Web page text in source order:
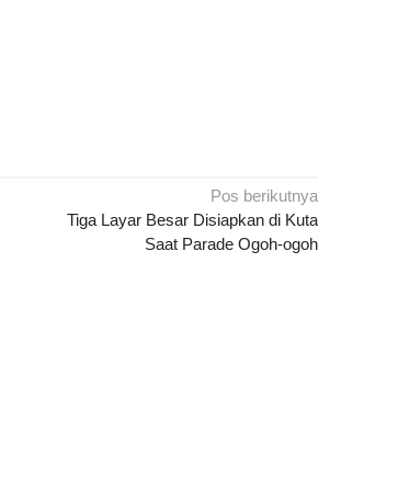
Pos berikutnya
Tiga Layar Besar Disiapkan di Kuta
Saat Parade Ogoh-ogoh